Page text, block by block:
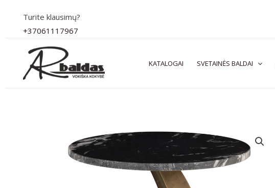
turinio
Turite klausimų?
+37061117967
KATALOGAI SVETAINĖS BALDAI